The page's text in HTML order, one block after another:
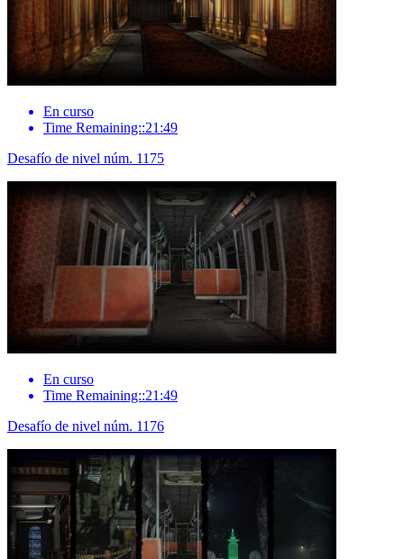
En curso
Time Remaining::21:49
Desafío de nivel núm. 1175
En curso
Time Remaining::21:49
Desafío de nivel núm. 1176